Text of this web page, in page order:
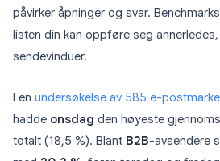
påvirker åpninger og svar.
listen din kan oppføre seg
sendevinduer.
I en undersøkelse av 585 e-
hadde onsdag den høyeste
totalt (18,5 %). Blant B2B-avsendere